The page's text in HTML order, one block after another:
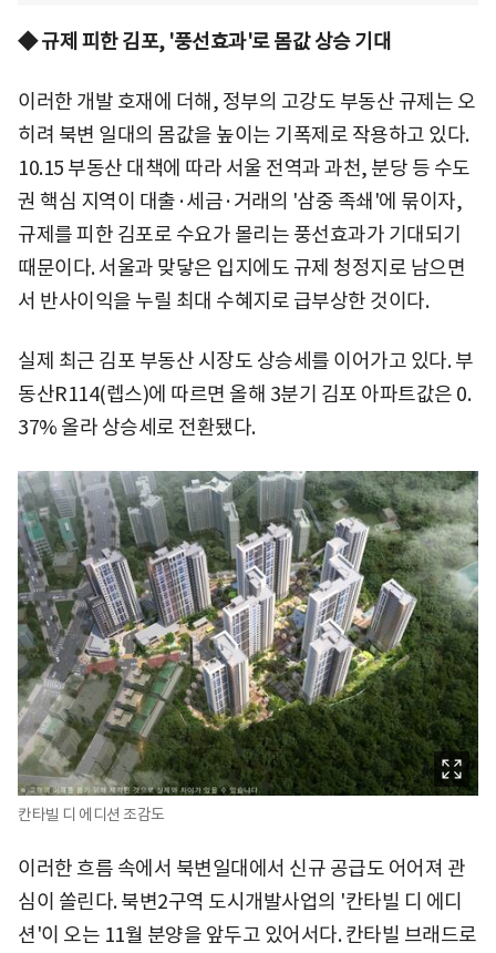
◆ 규제 피한 김포, '풍선효과'로 몸값 상승 기대
이러한 개발 호재에 더해, 정부의 고강도 부동산 규제는 오
히려 북변 일대의 몸값을 높이는 기폭제로 작용하고 있다.
10.15 부동산 대책에 따라 서울 전역과 과천, 분당 등 수도
권 핵심 지역이 대출·세금·거래의 '삼중 족쇄'에 묶이자,
규제를 피한 김포로 수요가 몰리는 풍선효과가 기대되기
때문이다. 서울과 맞닿은 입지에도 규제 청정지로 남으면
서 반사이익을 누릴 최대 수혜지로 급부상한 것이다.
실제 최근 김포 부동산 시장도 상승세를 이어가고 있다. 부
동산R114(렙스)에 따르면 올해 3분기 김포 아파트값은 0.
37% 올라 상승세로 전환됐다.
칸타빌 디 에디션 조감도
이러한 흐름 속에서 북변일대에서 신규 공급도 어어져 관
심이 쏠린다. 북변2구역 도시개발사업의 '칸타빌 디 에디
션'이 오는 11월 분양을 앞두고 있어서다. 칸타빌 브래드로